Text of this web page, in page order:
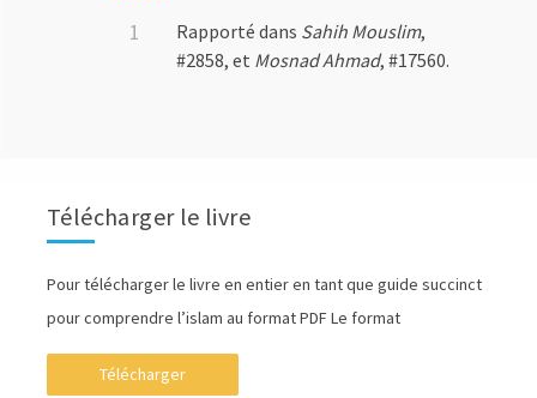
Rapporté dans Sahih Mouslim,
#2858, et Mosnad Ahmad, #17560.
Télécharger le livre
Pour télécharger le livre en entier en tant que guide succinct
pour comprendre l’islam au format PDF Le format
Télécharger